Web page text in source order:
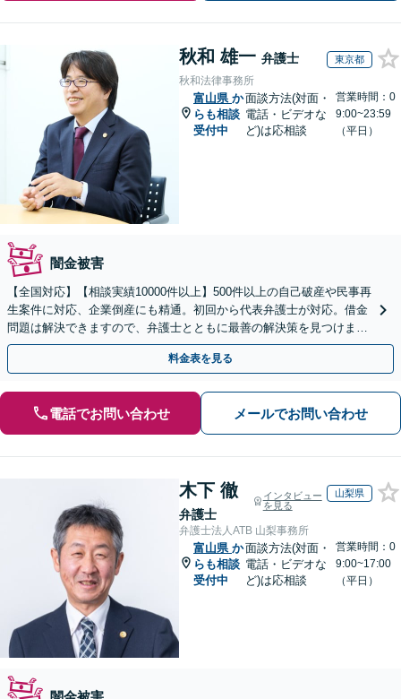
秋和 雄一 弁護士 東京都
秋和法律事務所
富山県 か
らも相談
受付中
面談方法(対面・
電話・ビデオな
ど)は応相談
営業時間：0
9:00~23:59
（平日）
闇金被害
【全国対応】【相談実績10000件以上】500件以上の自己破産や民事再
生案件に対応、企業倒産にも精通。初回から代表弁護士が対応。借金
問題は解決できますので、弁護士とともに最善の解決策を見つけまし
ょう【初回相談無料】【法テラス利用可】
料金表を見る
電話でお問い合わせ メールでお問い合わせ
木下 徹
弁護士
インタビュー
を見る
山梨県
弁護士法人ATB 山梨事務所
富山県 か
らも相談
受付中
面談方法(対面・
電話・ビデオな
ど)は応相談
営業時間：0
9:00~17:00
（平日）